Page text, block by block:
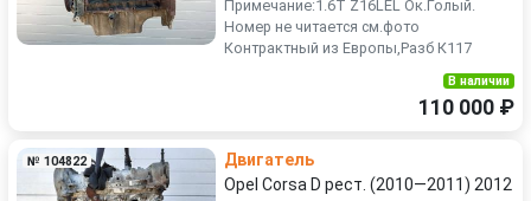
Примечание:1.6T Z16LEL Ок.Голый.
Номер не читается см.фото
Контрактный из Европы,Разб К117
В наличии
110 000 ₽
№ 104822
Двигатель
Opel Corsa D рест. (2010—2011) 2012